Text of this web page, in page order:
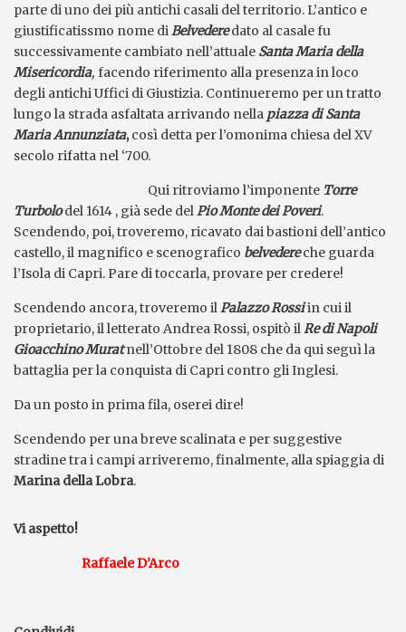
parte di uno dei più antichi casali del territorio. L’antico e
giustificatissmo nome di Belvedere dato al casale fu
successivamente cambiato nell’attuale Santa Maria della
Misericordia, facendo riferimento alla presenza in loco
degli antichi Uffici di Giustizia. Continueremo per un tratto
lungo la strada asfaltata arrivando nella piazza di Santa
Maria Annunziata, così detta per l’omonima chiesa del XV
secolo rifatta nel ‘700.
Qui ritroviamo l’imponente Torre
Turbolo del 1614 , già sede del Pio Monte dei Poveri.
Scendendo, poi, troveremo, ricavato dai bastioni dell’antico
castello, il magnifico e scenografico belvedereche guarda
l’Isola di Capri. Pare di toccarla, provare per credere!
Scendendo ancora, troveremo il Palazzo Rossiin cui il
proprietario, il letterato Andrea Rossi, ospitò il Re di Napoli
Gioacchino Murat nell’Ottobre del 1808 che da qui seguì la
battaglia per la conquista di Capri contro gli Inglesi.
Da un posto in prima fila, oserei dire!
Scendendo per una breve scalinata e per suggestive
stradine tra i campi arriveremo, finalmente, alla spiaggia di
Marina della Lobra.
Vi aspetto!
Raffaele D’Arco